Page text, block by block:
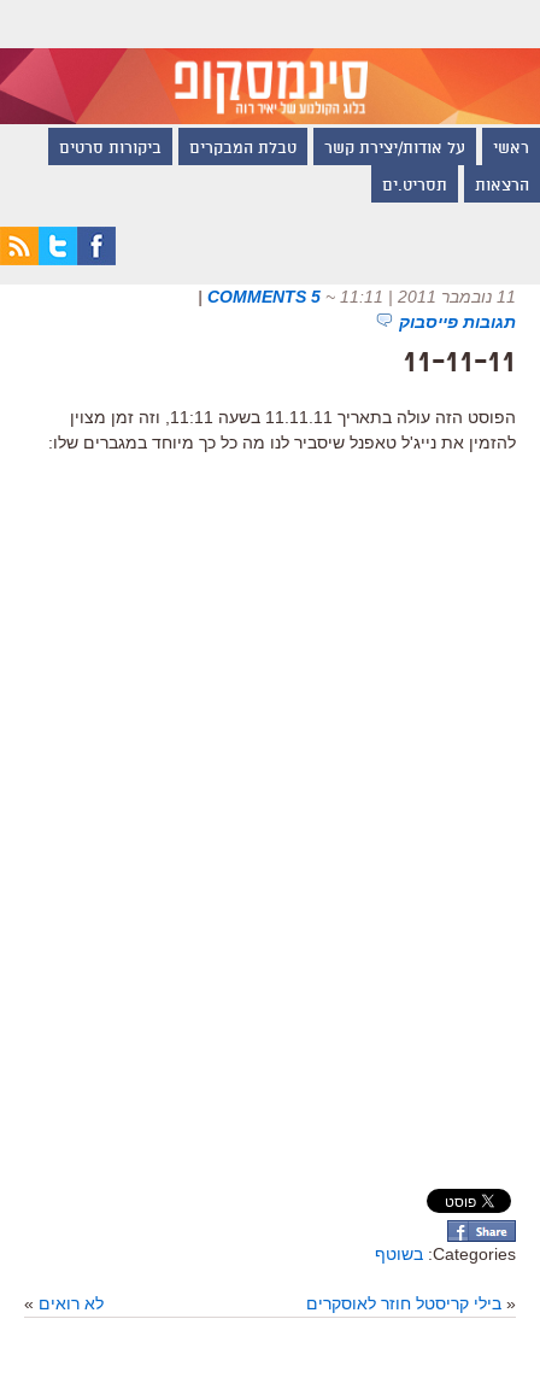
ראשי על אודות/יצירת קשר טבלת המבקרים ביקורות סרטים
הרצאות תסריט.ים
11 נובמבר 2011 | 11:11 ~
5 COMMENTS
|
תגובות פייסבוק
11-11-11
הפוסט הזה עולה בתאריך 11.11.11 בשעה 11:11, וזה זמן מצוין
להזמין את נייג'ל טאפנל שיסביר לנו מה כל כך מיוחד במגברים שלו:
Categories: בשוטף
« בילי קריסטל חוזר לאוסקרים לא רואים »